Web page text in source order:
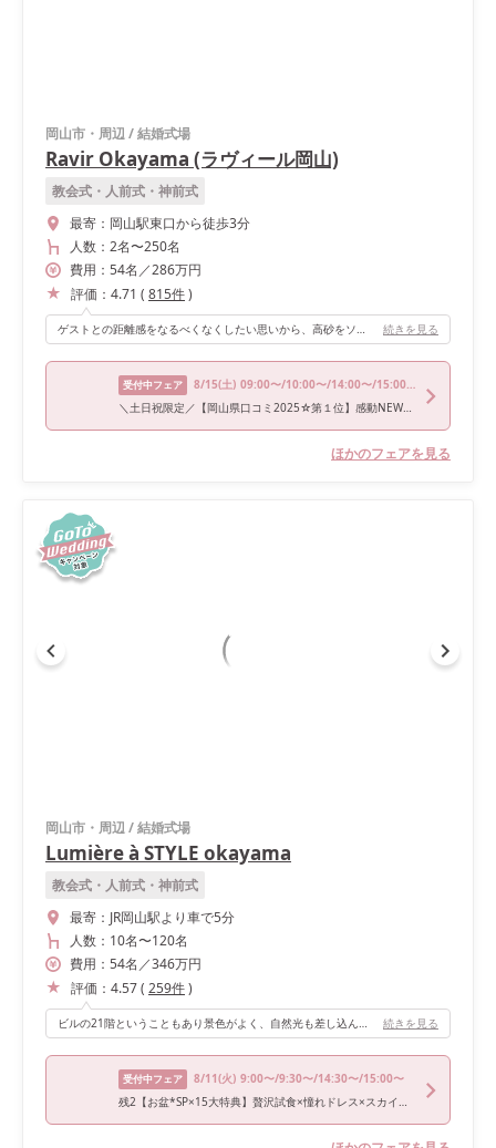
岡山市・周辺/結婚式場
Ravir Okayama (ラヴィール岡山)
教会式・人前式・神前式
最寄： 岡山駅東口から徒歩3分
人数： 2名〜250名
費用： 54名 ／286万円
評価： 4.71 ( 815件)
ゲストとの距離感をなるべくなくしたい思いから、高砂をソファ席にしテーブルをなくしました！ 白雪姫がテーマだった為、全体を森っぽくしてりんごに見立てて、各テーブルにアクアバルーンの中に赤いバルーンを入れて浮かせていました。 続きを見る
受付中フェア 8/15(土) 09:00〜/10:00〜/14:00〜/15:00〜/16:00〜
＼土日祝限定／【岡山県口コミ2025☆第１位】感動NEW挙式体験×3万試食館内ツアー
ほかのフェアを見る
岡山市・周辺/結婚式場
Lumière à STYLE okayama
教会式・人前式・神前式
最寄： JR岡山駅より車で5分
人数： 10名〜120名
費用： 54名 ／346万円
評価： 4.57( 259件)
ビルの21階ということもあり景色がよく、自然光も差し込んでとてもよかったです！ 続きを見る
受付中フェア 8/11(火) 9:00〜/9:30〜/14:30〜/15:00〜
残2【お盆*SP×15大特典】贅沢試食×憧れドレス×スカイチャペル